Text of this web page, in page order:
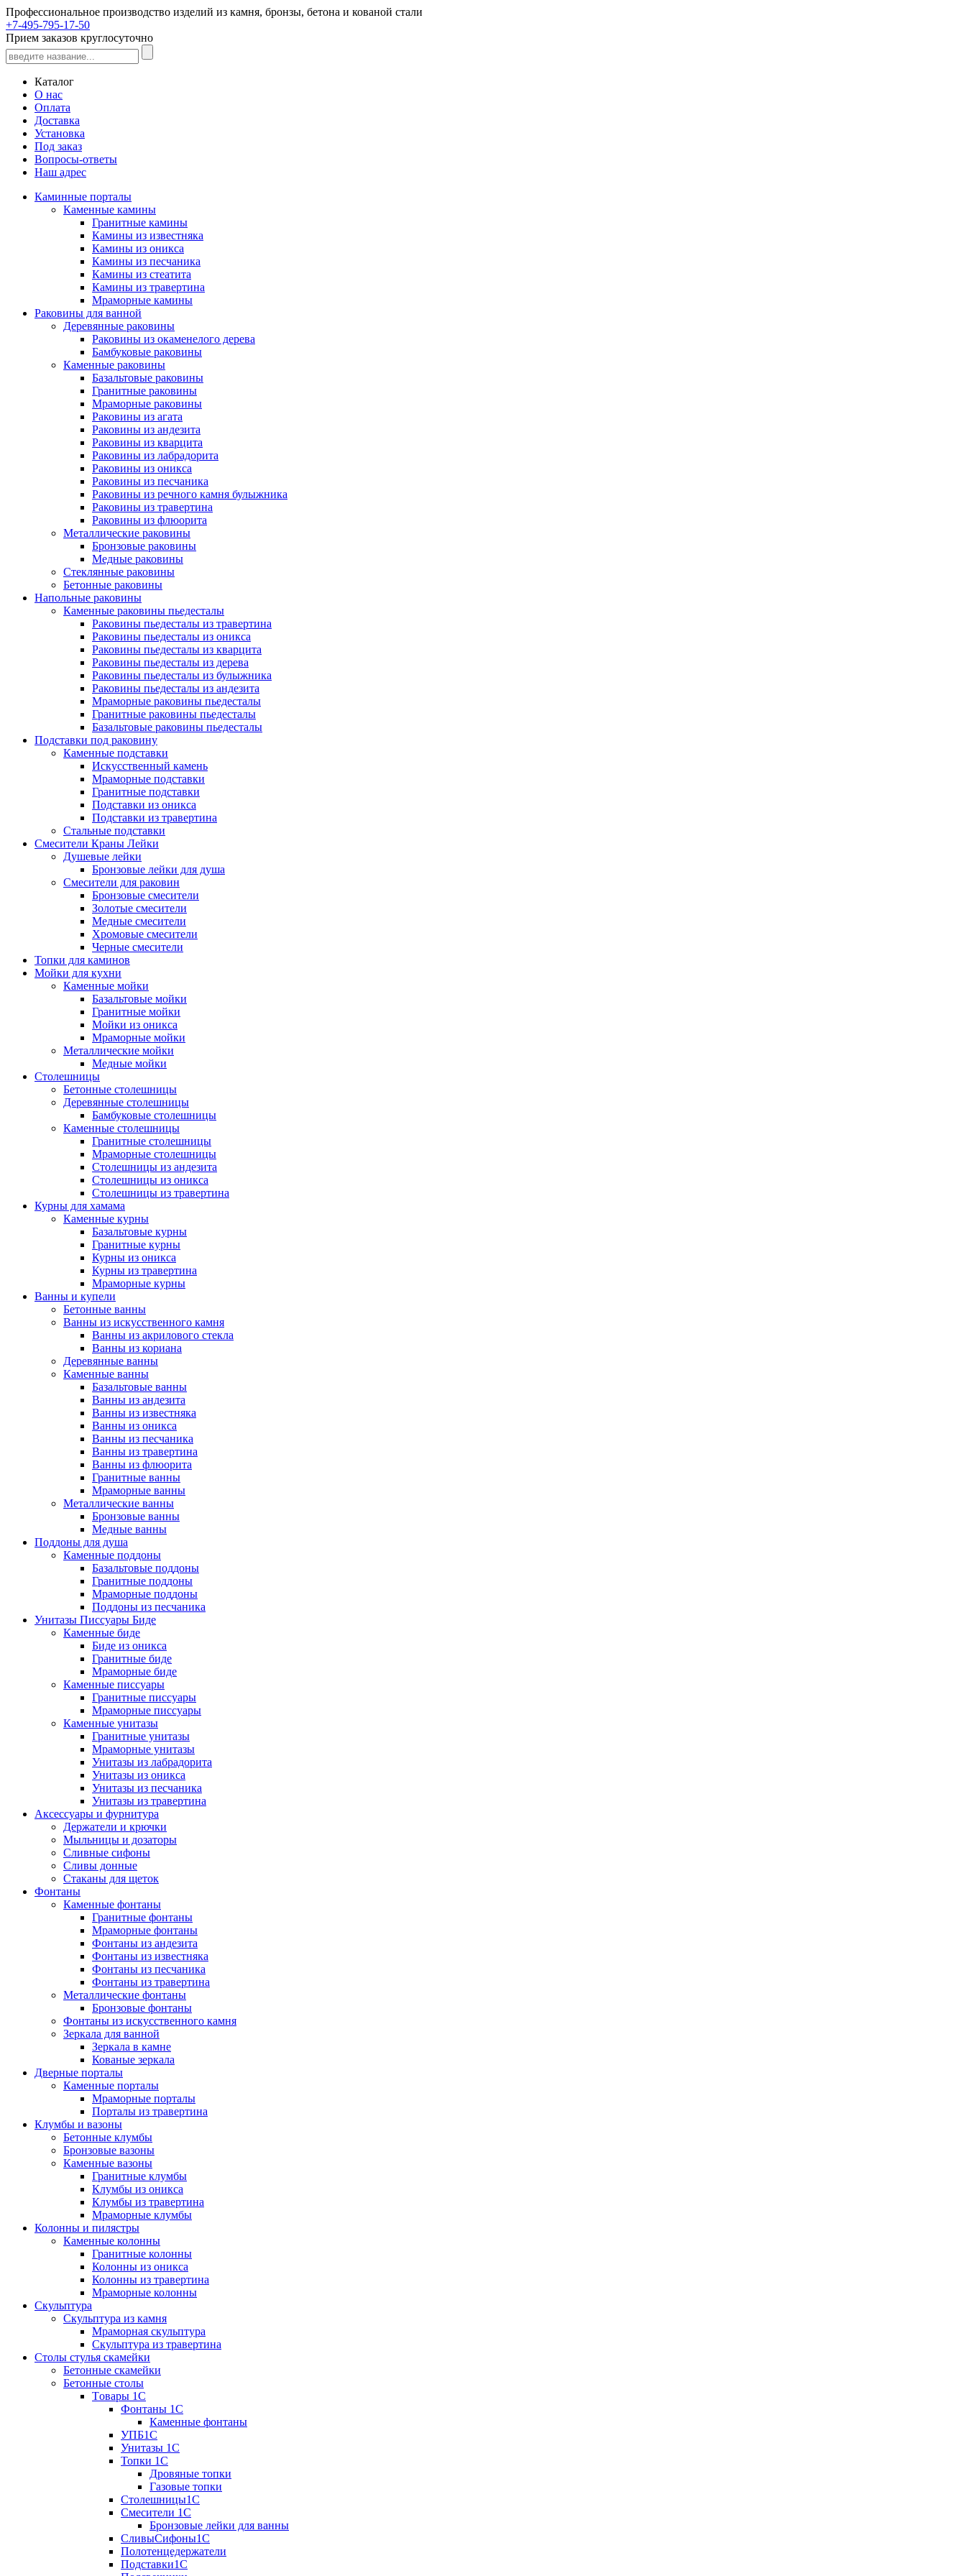
Профессиональное производство изделий из камня, бронзы, бетона и кованой стали
+7-495-795-17-50
Прием заказов круглосуточно
Каталог
О нас
Оплата
Доставка
Установка
Под заказ
Вопросы-ответы
Наш адрес
Каминные порталы
Каменные камины
Гранитные камины
Камины из известняка
Камины из оникса
Камины из песчаника
Камины из стеатита
Камины из травертина
Мраморные камины
Раковины для ванной
Деревянные раковины
Раковины из окаменелого дерева
Бамбуковые раковины
Каменные раковины
Базальтовые раковины
Гранитные раковины
Мраморные раковины
Раковины из агата
Раковины из андезита
Раковины из кварцита
Раковины из лабрадорита
Раковины из оникса
Раковины из песчаника
Раковины из речного камня булыжника
Раковины из травертина
Раковины из флюорита
Металлические раковины
Бронзовые раковины
Медные раковины
Стеклянные раковины
Бетонные раковины
Напольные раковины
Каменные раковины пьедесталы
Раковины пьедесталы из травертина
Раковины пьедесталы из оникса
Раковины пьедесталы из кварцита
Раковины пьедесталы из дерева
Раковины пьедесталы из булыжника
Раковины пьедесталы из андезита
Мраморные раковины пьедесталы
Гранитные раковины пьедесталы
Базальтовые раковины пьедесталы
Подставки под раковину
Каменные подставки
Искусственный камень
Мраморные подставки
Гранитные подставки
Подставки из оникса
Подставки из травертина
Стальные подставки
Смесители Краны Лейки
Душевые лейки
Бронзовые лейки для душа
Смесители для раковин
Бронзовые смесители
Золотые смесители
Медные смесители
Хромовые смесители
Черные смесители
Топки для каминов
Мойки для кухни
Каменные мойки
Базальтовые мойки
Гранитные мойки
Мойки из оникса
Мраморные мойки
Металлические мойки
Медные мойки
Столешницы
Бетонные столешницы
Деревянные столешницы
Бамбуковые столешницы
Каменные столешницы
Гранитные столешницы
Мраморные столешницы
Столешницы из андезита
Столешницы из оникса
Столешницы из травертина
Курны для хамама
Каменные курны
Базальтовые курны
Гранитные курны
Курны из оникса
Курны из травертина
Мраморные курны
Ванны и купели
Бетонные ванны
Ванны из искусственного камня
Ванны из акрилового стекла
Ванны из кориана
Деревянные ванны
Каменные ванны
Базальтовые ванны
Ванны из андезита
Ванны из известняка
Ванны из оникса
Ванны из песчаника
Ванны из травертина
Ванны из флюорита
Гранитные ванны
Мраморные ванны
Металлические ванны
Бронзовые ванны
Медные ванны
Поддоны для душа
Каменные поддоны
Базальтовые поддоны
Гранитные поддоны
Мраморные поддоны
Поддоны из песчаника
Унитазы Писсуары Биде
Каменные биде
Биде из оникса
Гранитные биде
Мраморные биде
Каменные писсуары
Гранитные писсуары
Мраморные писсуары
Каменные унитазы
Гранитные унитазы
Мраморные унитазы
Унитазы из лабрадорита
Унитазы из оникса
Унитазы из песчаника
Унитазы из травертина
Аксессуары и фурнитура
Держатели и крючки
Мыльницы и дозаторы
Сливные сифоны
Сливы донные
Стаканы для щеток
Фонтаны
Каменные фонтаны
Гранитные фонтаны
Мраморные фонтаны
Фонтаны из андезита
Фонтаны из известняка
Фонтаны из песчаника
Фонтаны из травертина
Металлические фонтаны
Бронзовые фонтаны
Фонтаны из искусственного камня
Зеркала для ванной
Зеркала в камне
Кованые зеркала
Дверные порталы
Каменные порталы
Мраморные порталы
Порталы из травертина
Клумбы и вазоны
Бетонные клумбы
Бронзовые вазоны
Каменные вазоны
Гранитные клумбы
Клумбы из оникса
Клумбы из травертина
Мраморные клумбы
Колонны и пилястры
Каменные колонны
Гранитные колонны
Колонны из оникса
Колонны из травертина
Мраморные колонны
Скульптура
Скульптура из камня
Мраморная скульптура
Скульптура из травертина
Столы стулья скамейки
Бетонные скамейки
Бетонные столы
Tовары 1C
Фонтаны 1C
Каменные фонтаны
УПБ1С
Унитазы 1С
Топки 1С
Дровяные топки
Газовые топки
Столешницы1С
Смесители 1С
Бронзовые лейки для ванны
СливыСифоны1С
Полотенцедержатели
Подставки1С